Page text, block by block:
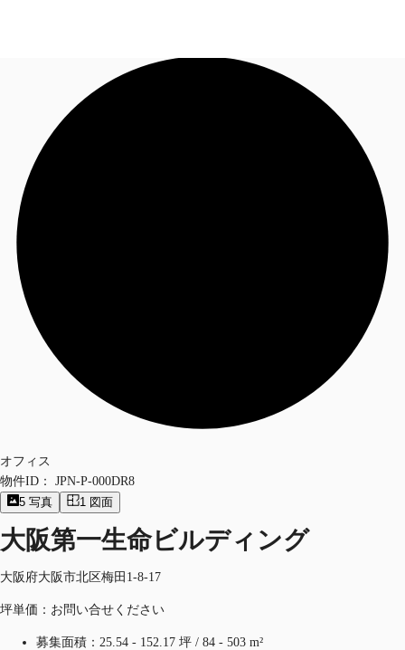
オフィス・事務所
倉庫・物流センター
お電話
オフィス
物件ID：
JPN-P-000DR8
5 写真 1 図面
大阪第一生命ビルディング
大阪府大阪市北区梅田1-8-17
坪単価：お問い合せください
募集面積： 25.54 - 152.17 坪 / 84 - 503 m²